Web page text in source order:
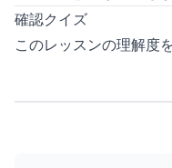
確認クイズ
このレッスンの理解度